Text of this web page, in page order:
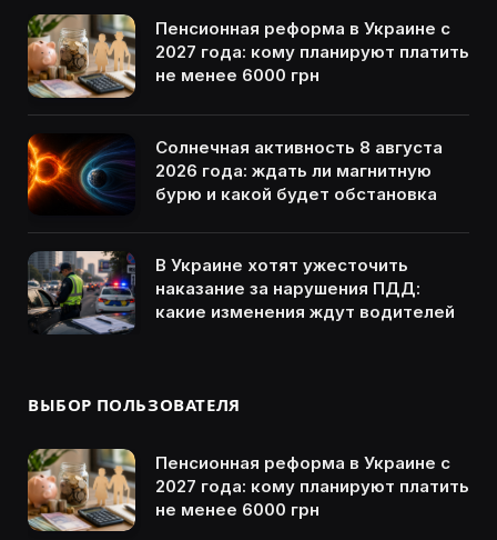
Пенсионная реформа в Украине с
2027 года: кому планируют платить
не менее 6000 грн
Солнечная активность 8 августа
2026 года: ждать ли магнитную
бурю и какой будет обстановка
В Украине хотят ужесточить
наказание за нарушения ПДД:
какие изменения ждут водителей
ВЫБОР ПОЛЬЗОВАТЕЛЯ
Пенсионная реформа в Украине с
2027 года: кому планируют платить
не менее 6000 грн